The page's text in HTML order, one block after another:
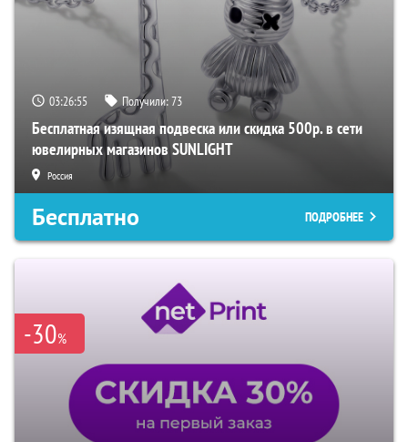
03:26:54 Получили:73
Бесплатная изящная подвеска или скидка 500р. в сети
ювелирных магазинов SUNLIGHT
Россия
Бесплатно ПОДРОБНЕЕ
-30%